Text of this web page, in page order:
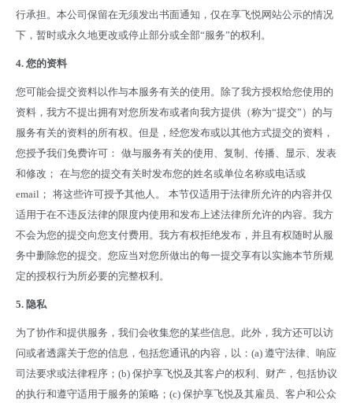
行承担。本公司保留在无须发出书面通知，仅在享飞悦网站公示的情况
下，暂时或永久地更改或停止部分或全部“服务”的权利。
4. 您的资料
您可能会提交资料以作与本服务有关的使用。除了我方授权给您使用的
资料，我方不提出拥有对您所发布或者向我方提供（称为“提交”）的与
服务有关的资料的所有权。但是，经您发布或以其他方式提交的资料，
您授予我们免费许可： 做与服务有关的使用、复制、传播、显示、发表
和修改； 在与您的提交有关时发布您的姓名或单位名称或电话或
email； 将这些许可授予其他人。
本节仅适用于法律所允许的内容并仅
适用于在不违反法律的限度内使用和发布上述法律所允许的内容。我方
不会为您的提交向您支付费用。我方有权拒绝发布，并且有权随时从服
务中删除您的提交。您应当对您所做出的每一提交享有以实施本节所规
定的授权行为所必要的完整权利。
5. 隐私
为了协作和提供服务，我们会收集您的某些信息。此外，我方还可以访
问或者透露关于您的信息，包括您通讯的内容，以：(a) 遵守法律、响应
司法要求或法律程序；(b) 保护享飞悦及其客户的权利、财产，包括协议
的执行和遵守适用于服务的策略；(c) 保护享飞悦及其雇员、客户和公众